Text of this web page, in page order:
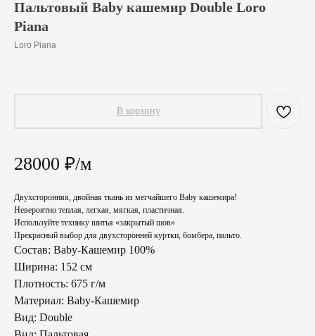
Пальтовый Baby кашемир Double Loro
Piana
Loro Piana
В корзину
28000 ₽/м
Двухсторонняя, двойная ткань из мегчайшего Baby кашемира!
Невероятно теплая, легкая, мягкая, пластичная.
Используйте технику шитья «закрытый шов»
Прекрасный выбор для двухсторонней куртки, бомбера, пальто.
Состав: Baby-Кашемир 100%
Ширина: 152 см
Плотность: 675 г/м
Материал: Baby-Кашемир
Вид: Double